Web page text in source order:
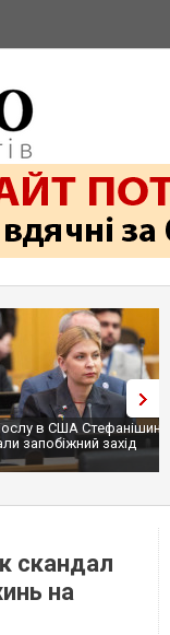
в США
запобіжний захід
скандал
на